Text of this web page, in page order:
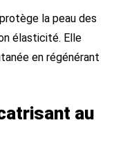
la peau des
élasticité. Elle
en régénérant
au